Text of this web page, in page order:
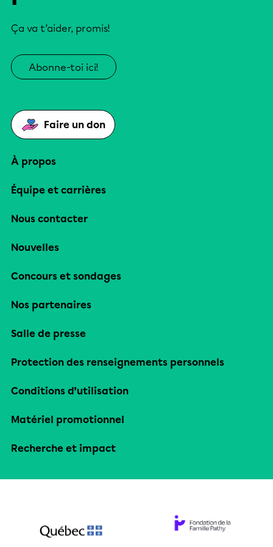
Ça va t’aider, promis!
Abonne-toi ici!
Faire un don
À propos
Équipe et carrières
Nous contacter
Nouvelles
Concours et sondages
Nos partenaires
Salle de presse
Protection des renseignements personnels
Conditions d’utilisation
Matériel promotionnel
Recherche et impact